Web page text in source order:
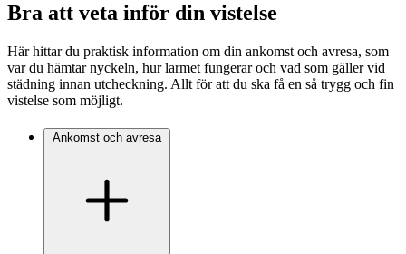
Bra att veta inför din vistelse
Här hittar du praktisk information om din ankomst och avresa, som
var du hämtar nyckeln, hur larmet fungerar och vad som gäller vid
städning innan utcheckning. Allt för att du ska få en så trygg och fin
vistelse som möjligt.
Ankomst och avresa